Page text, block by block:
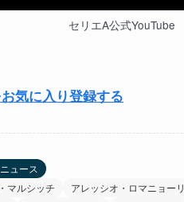
セリエA公式YouTube
気に入り登録する
ュース
マルシッチ アレッシオ・ロマニョーリ